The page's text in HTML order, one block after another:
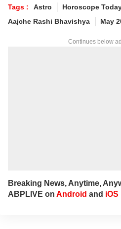
Tags : Astro
Horoscope
Aajche Rashi Bhavishya
May
Continues below
Breaking News, Anytime,
ABPLIVE on Android and iOS